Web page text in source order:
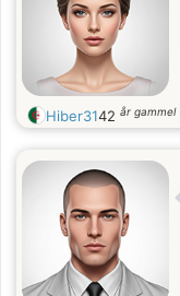
Hiber3142 år gammel